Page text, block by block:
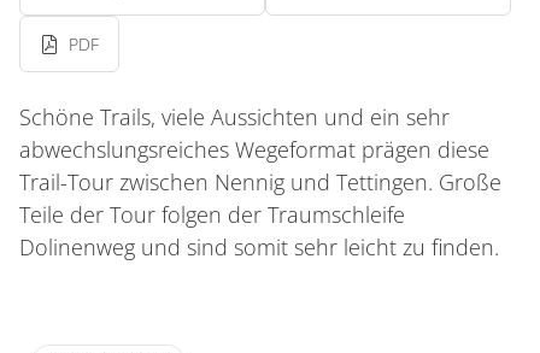
PDF
Schöne Trails, viele Aussichten und ein sehr
abwechslungsreiches Wegeformat prägen diese
Trail-Tour zwischen Nennig und Tettingen. Große
Teile der Tour folgen der Traumschleife
Dolinenweg und sind somit sehr leicht zu finden.